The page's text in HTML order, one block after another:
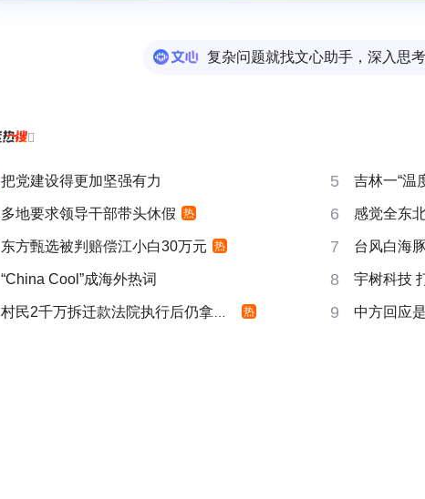
复杂问题就找文心助手，深入思

把党建设得更加坚强有力 5 吉林一“温
多地要求领导干部带头休假 热 6 感觉全东
东方甄选被判赔偿江小白30万元 热 7 台风白海
“China Cool”成海外热词 8 宇树科技
村民2千万拆迁款法院执行后仍拿不到 热 9 中方回应